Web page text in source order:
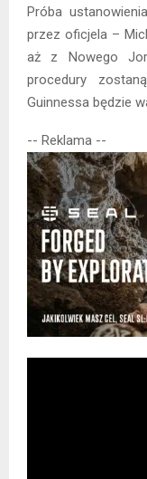
Próba
przez oficjela –
aż z Nowego
procedury
Guinnessa będzie
-- Reklama --